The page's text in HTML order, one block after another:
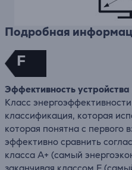
Подробная
F
Эффективность устройства
Класс
классификация, которая
которая понятна с первого
эффективно сравнить
класса A+ (самый
заканчивая классом F